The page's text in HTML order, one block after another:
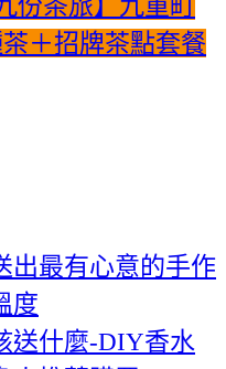
＋招牌茶點套餐
出最有心意的手作
度
送什麼-DIY香水